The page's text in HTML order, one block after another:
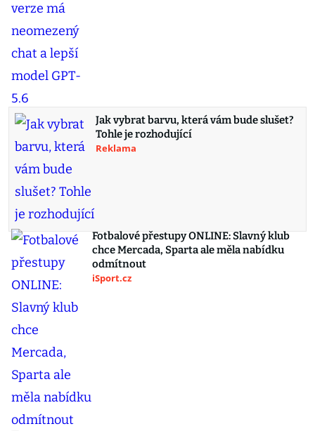
Jak vybrat barvu, která vám bude slušet?
Tohle je rozhodující
Reklama
Fotbalové přestupy ONLINE: Slavný klub
chce Mercada, Sparta ale měla nabídku
odmítnout
iSport.cz